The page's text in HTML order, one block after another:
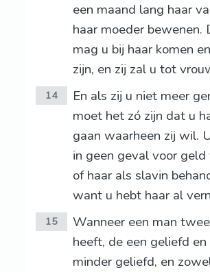
een maand lang haar
haar moeder bewenen.
mag u bij haar komen
zijn, en zij zal u tot
14
En als zij u niet meer
moet het zó zijn dat u
gaan waarheen zij wil.
in geen geval voor geld
of haar als slavin
want u hebt haar al
15
Wanneer een man
heeft, de een geliefd
minder geliefd, en